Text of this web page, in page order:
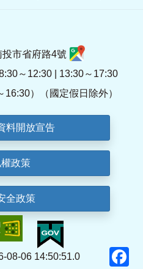
市省府路4號
～12:30 | 13:30～17:30
16:30）（國定假日除外）
料開放宣告
權政策
全政策
08-06 14:50:51.0